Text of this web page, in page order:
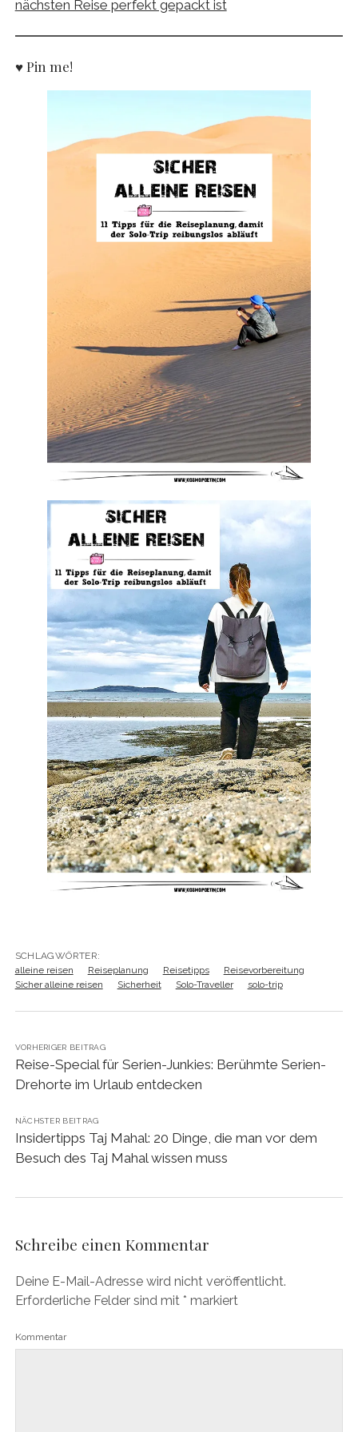
nächsten Reise perfekt gepackt ist
♥ Pin me!
SCHLAGWÖRTER:
alleine reisen
Reiseplanung Reisetipps
Reisevorbereitung
Sicher alleine reisen
Sicherheit Solo-Traveller solo-trip
VORHERIGER BEITRAG
Reise-Special für Serien-Junkies: Berühmte Serien-
Drehorte im Urlaub entdecken
NÄCHSTER BEITRAG
Insidertipps Taj Mahal: 20 Dinge, die man vor dem
Besuch des Taj Mahal wissen muss
Schreibe einen Kommentar
Deine E-Mail-Adresse wird nicht veröffentlicht.
Erforderliche Felder sind mit * markiert
Kommentar